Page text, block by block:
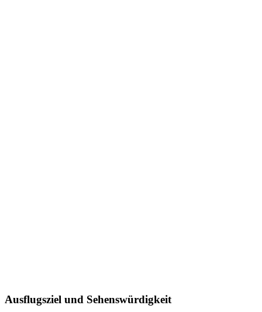
Ausflugsziel und Sehenswürdigkeit